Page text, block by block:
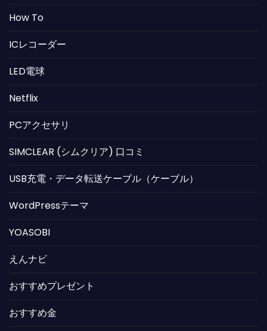
How To
ICレコーダー
LED電球
Netflix
PCアクセサリ
SIMCLEAR (シムクリア) 口コミ
USB充電・データ転送ケーブル（ケーブル）
WordPressテーマ
YOASOBI
えんナビ
おすすめプレゼント
おすすめ金